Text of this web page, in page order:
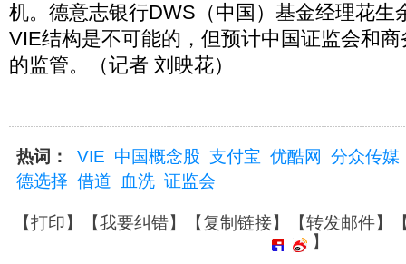
机。德意志银行DWS（中国）基金经理花生
VIE结构是不可能的，但预计中国证监会和
的监管。（记者 刘映花）
热词： VIE 中国概念股 支付宝 优酷网
分众传媒
德选择 借道 血洗 证监会
【打印】【我要纠错】【复制链接】【转发邮件】
】